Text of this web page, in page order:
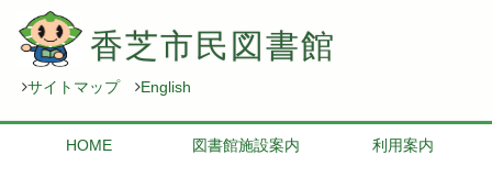
香芝市民図書館
サイトマップ English
HOME 図書館施設案内 利用案内